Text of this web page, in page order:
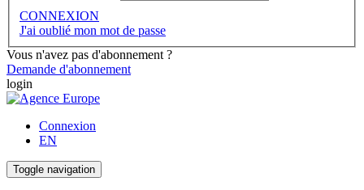
CONNEXION
J'ai oublié mon mot de passe
Vous n'avez pas d'abonnement ?
Demande d'abonnement
login
Connexion
EN
Toggle navigation